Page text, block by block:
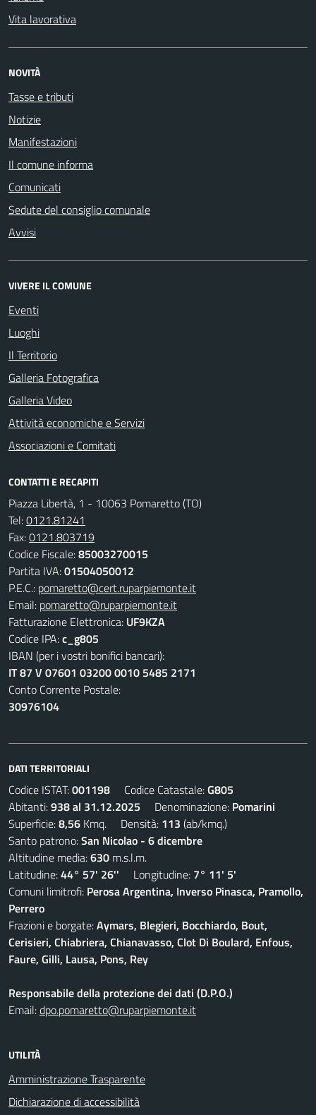
Vita lavorativa
NOVITÀ
Tasse e tributi
Notizie
Manifestazioni
Il comune informa
Comunicati
Sedute del consiglio comunale
Avvisi
VIVERE IL COMUNE
Eventi
Luoghi
Il Territorio
Galleria Fotografica
Galleria Video
Attività economiche e Servizi
Associazioni e Comitati
CONTATTI E RECAPITI
Piazza Libertà, 1 - 10063 Pomaretto (TO)
Tel:0121.81241
Fax:0121.803719
Codice Fiscale:85003270015
Partita IVA:01504050012
P.E.C.: pomaretto@cert.ruparpiemonte.it
Email: pomaretto@ruparpiemonte.it
Fatturazione Elettronica: UF9KZA
Codice IPA:c_g805
IBAN (per i vostri bonifici bancari):
IT 87 V 07601 03200 0010 5485 2171
Conto Corrente Postale:
30976104
DATI TERRITORIALI
Codice ISTAT:001198 Codice Catastale:G805
Abitanti:938 al 31.12.2025 Denominazione: Pomarini
Superficie:8,56 Kmq. Densità: 113 (ab/kmq.)
Santo patrono:San Nicolao - 6 dicembre
Altitudine media:630 m.s.l.m.
Latitudine:44° 57' 26'' Longitudine: 7° 11' 5'
Comuni limitrofi: Perosa Argentina, Inverso Pinasca, Pramollo,
Perrero
Frazioni e borgate:Aymars, Blegieri, Bocchiardo, Bout,
Cerisieri, Chiabriera, Chianavasso, Clot Di Boulard, Enfous,
Faure, Gilli, Lausa, Pons, Rey
Responsabile della protezione dei dati (D.P.O.)
Email:dpo.pomaretto@ruparpiemonte.it
UTILITÀ
Amministrazione Trasparente
Dichiarazione di accessibilità